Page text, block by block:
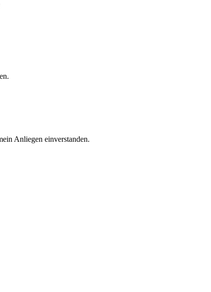
Anliegen einverstanden.